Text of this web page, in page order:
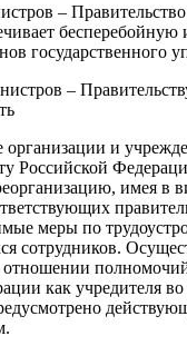
– Правительство
бесперебойную
государственного
– Правительству
организации и
Российской
имея в
меры по
сотрудников.
отношении
как учредителя во